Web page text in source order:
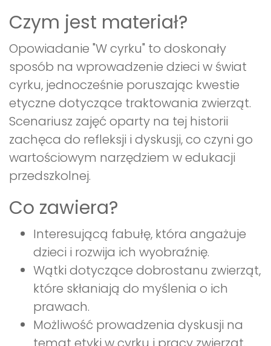
Czym jest materiał?
Opowiadanie "W cyrku" to doskonały
sposób na wprowadzenie dzieci w świat
cyrku, jednocześnie poruszając kwestie
etyczne dotyczące traktowania zwierząt.
Scenariusz zajęć oparty na tej historii
zachęca do refleksji i dyskusji, co czyni go
wartościowym narzędziem w edukacji
przedszkolnej.
Co zawiera?
Interesującą fabułę, która angażuje
dzieci i rozwija ich wyobraźnię.
Wątki dotyczące dobrostanu zwierząt,
które skłaniają do myślenia o ich
prawach.
Możliwość prowadzenia dyskusji na